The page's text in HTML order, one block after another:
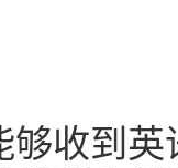
够收到